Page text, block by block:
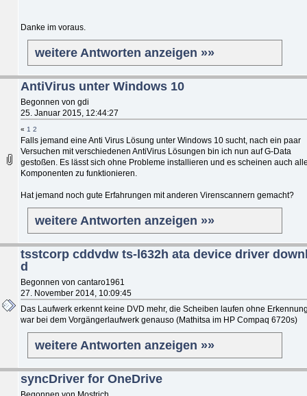
Danke im voraus.
weitere Antworten anzeigen »»
AntiVirus unter Windows 10
Begonnen von gdi
25. Januar 2015, 12:44:27
« 1 2
Falls jemand eine Anti Virus Lösung unter Windows 10 sucht, nach ein paar
Versuchen mit verschiedenen AntiVirus Lösungen bin ich nun auf G-Data
gestoßen. Es lässt sich ohne Probleme installieren und es scheinen auch
Komponenten zu funktionieren.
Hat jemand noch gute Erfahrungen mit anderen Virenscannern gemacht?
weitere Antworten anzeigen »»
tsstcorp cddvdw ts-l632h ata device driver
d
Begonnen von cantaro1961
27. November 2014, 10:09:45
Das Laufwerk erkennt keine DVD mehr, die Scheiben laufen ohne
war bei dem Vorgängerlaufwerk genauso (Mathitsa im HP Compaq 6720s)
weitere Antworten anzeigen »»
syncDriver for OneDrive